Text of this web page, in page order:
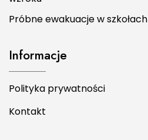
Próbne ewakuacje w szkołach
Informacje
Polityka prywatności
Kontakt